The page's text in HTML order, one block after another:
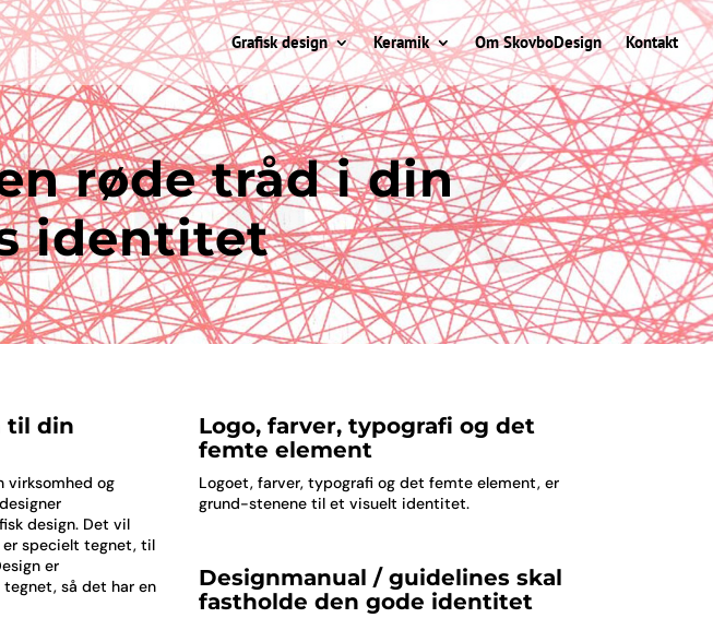
Grafisk design Keramik Om SkovboDesign Kontakt
røde tråd i din
identitet
til din
virksomhed og
design. Det vil
er specielt tegnet, til
er
så det har en
Logo, farver, typografi og det
femte element
Logoet, farver, typografi og det femte element, er
grund-stenene til et visuelt identitet.
Designmanual / guidelines skal
fastholde den gode identitet